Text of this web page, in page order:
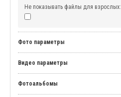
Не показывать файлы для взрослых:
Фото параметры
Видео параметры
Фотоальбомы